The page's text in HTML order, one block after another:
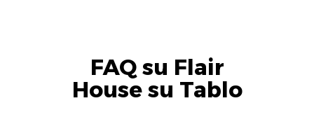
FAQ su Flair
House su Tablo